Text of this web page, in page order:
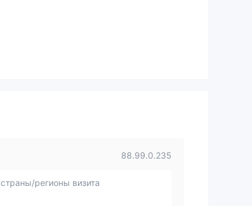
88.99.0.235
регионы визита